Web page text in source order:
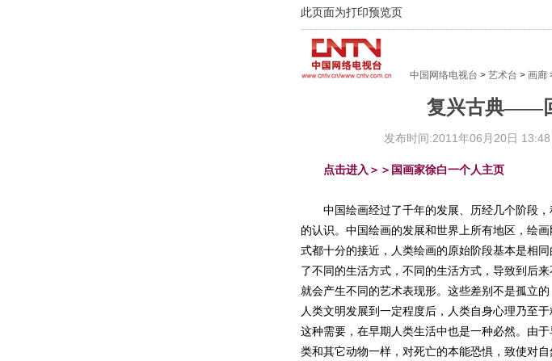
此页面为打印预览页
中国网络电视台 > 艺术台 > 画廊
复兴古典——
发布时间:2011年06月20日 13:48
点击进入＞＞国画家徐白一个人主页
中国绘画经过了千年的发展、历经几个阶段，
的认识。中国绘画的发展和世界上所有地区，绘
式都十分的接近，人类绘画的原始阶段基本是相
了不同的生活方式，不同的生活方式，导致到后
就会产生不同的艺术表现形。这些差别不是孤立
人类文明发展到一定程度后，人类自身心理乃至
这种需要，在早期人类生活中也是一种必然。由
类和其它动物一样，对死亡的本能恐惧，致使对